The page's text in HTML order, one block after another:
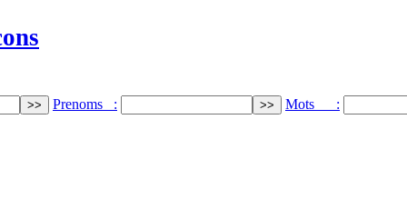
Prenoms : Mots :